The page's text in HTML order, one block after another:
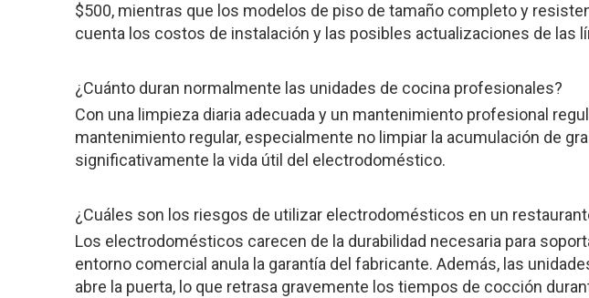
$500, mientras que los modelos de piso de tamaño completo y
cuenta los costos de instalación y las posibles actualizaciones de las
¿Cuánto duran normalmente las unidades de cocina profesionales?
Con una limpieza diaria adecuada y un mantenimiento profesional
mantenimiento regular, especialmente no limpiar la acumulación de
significativamente la vida útil del electrodoméstico.
¿Cuáles son los riesgos de utilizar electrodomésticos en un
Los electrodomésticos carecen de la durabilidad necesaria para
entorno comercial anula la garantía del fabricante. Además, las
abre la puerta, lo que retrasa gravemente los tiempos de cocción